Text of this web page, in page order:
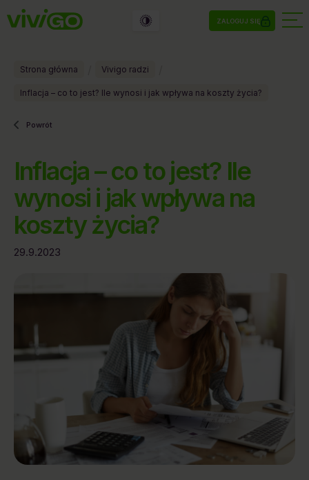
ZALOGUJ SIĘ
Strona główna Vivigo radzi
Inflacja – co to jest? Ile wynosi i jak wpływa na koszty życia?
Powrót
Inflacja – co to jest? Ile
wynosi i jak wpływa na
koszty życia?
29.9.2023